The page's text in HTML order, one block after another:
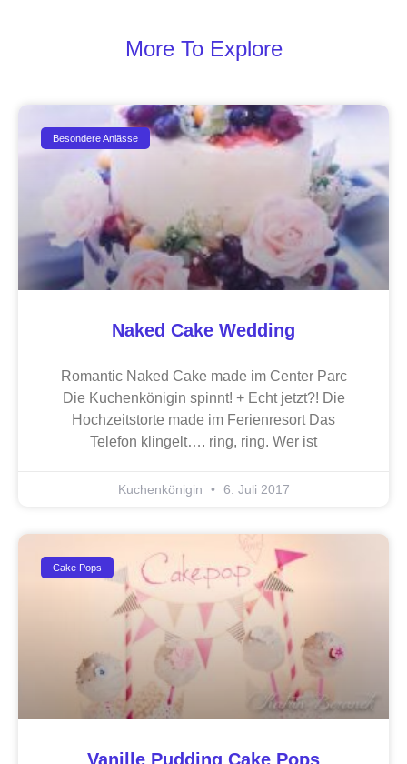
More To Explore
Besondere Anlässe
Naked Cake Wedding
Romantic Naked Cake made im Center Parc
Die Kuchenkönigin spinnt! + Echt jetzt?! Die
Hochzeitstorte made im Ferienresort Das
Telefon klingelt…. ring, ring. Wer ist
Kuchenkönigin 6. Juli 2017
Cake Pops
Vanille Pudding Cake Pops